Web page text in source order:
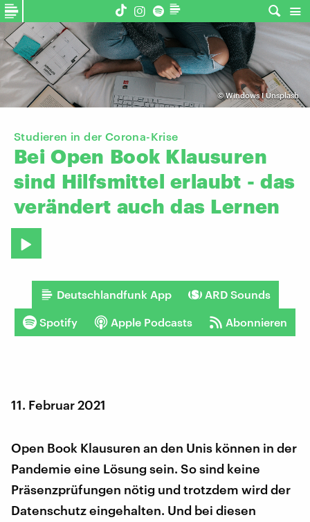
©Windows I Unsplash
Studieren in der Corona-Krise
Bei Open Book Klausuren
sind Hilfsmittel erlaubt - das
verändert auch das Lernen
Deutschlandfunk App ARD Sounds
Spotify Apple Podcasts Abonnieren
11. Februar 2021
Open Book Klausuren an den Unis können in der
Pandemie eine Lösung sein. So sind keine
Präsenzprüfungen nötig und trotzdem wird der
Datenschutz eingehalten. Und bei diesen